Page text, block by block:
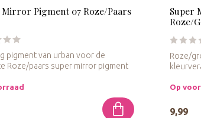
Mirror Pigment 07 Roze/Paars
pigment van urban voor de
Roze/paars super mirror pigment
Super
Roze/
Roze/
Op
9,99